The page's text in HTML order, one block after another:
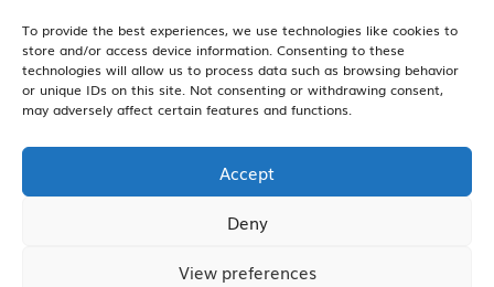
To provide the best experiences, we use technologies like cookies to
store and/or access device information. Consenting to these
technologies will allow us to process data such as browsing behavior
or unique IDs on this site. Not consenting or withdrawing consent,
may adversely affect certain features and functions.
Accept
Deny
View preferences